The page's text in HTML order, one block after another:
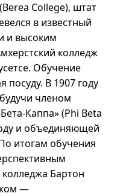
College), штат
в известный
и высоким
колледж
Обучение
посуду. В 1907 году
членом
Каппа» (Phi Beta
и объединяющей
итогам обучения
Бартон
—